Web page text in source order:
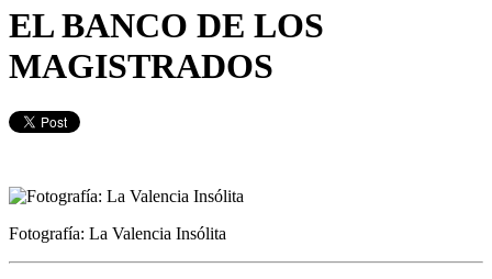
EL BANCO DE LOS
MAGISTRADOS
Fotografía: La Valencia Insólita